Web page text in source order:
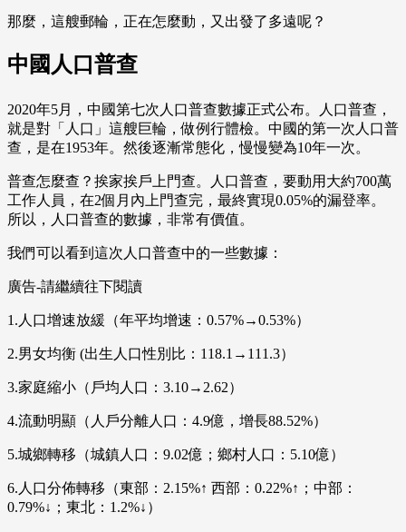
那麼，這艘郵輪，正在怎麼動，又出發了多遠呢？
中國人口普查
2020年5月，中國第七次人口普查數據正式公布。人口普查，
就是對「人口」這艘巨輪，做例行體檢。中國的第一次人口普
查，是在1953年。然後逐漸常態化，慢慢變為10年一次。
普查怎麼查？挨家挨戶上門查。人口普查，要動用大約700萬
工作人員，在2個月內上門查完，最終實現0.05%的漏登率。
所以，人口普查的數據，非常有價值。
我們可以看到這次人口普查中的一些數據：
廣告-請繼續往下閱讀
1.人口增速放緩（年平均增速：0.57%→0.53%）
2.男女均衡 (出生人口性別比：118.1→111.3）
3.家庭縮小（戶均人口：3.10→2.62）
4.流動明顯（人戶分離人口：4.9億，增長88.52%）
5.城鄉轉移（城鎮人口：9.02億；鄉村人口：5.10億）
6.人口分佈轉移（東部：2.15%↑ 西部：0.22%↑；中部：
0.79%↓；東北：1.2%↓）